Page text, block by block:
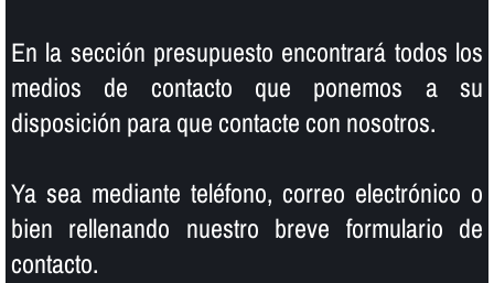
En la sección presupuesto encontrará todos los
medios de contacto que ponemos a su
disposición para que contacte con nosotros.
Ya sea mediante teléfono, correo electrónico o
bien rellenando nuestro breve formulario de
contacto.